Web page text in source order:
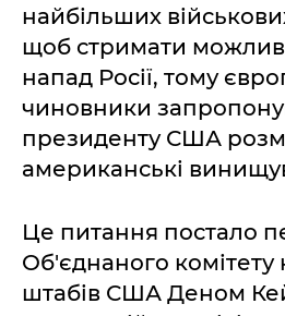
найбільших
щоб стримати
напад Росії, тому
чиновники
президенту США
американські
Це питання постало
Об'єднаного комітету
штабів США Деном